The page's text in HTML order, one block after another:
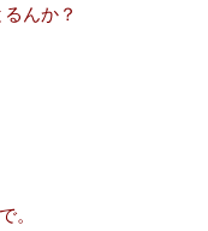
んか？
。